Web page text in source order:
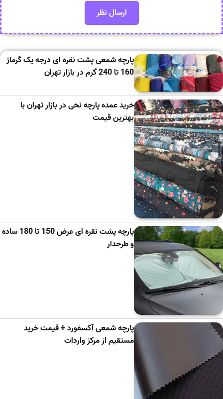
پارچه شمعی پشت نقره ای درجه یک گرماژ
160 تا 240 گرم در بازار تهران
خرید عمده پارچه نخی در بازار تهران با
بهترین قیمت
پارچه پشت نقره ای عرض 150 تا 180 ساده
و طرحدار
پارچه شمعی آکسفورد + قیمت خرید
مستقیم از مرکز واردات